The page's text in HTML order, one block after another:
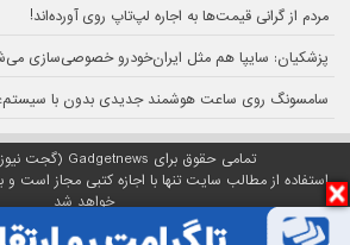
مردم از گرانی قیمت‌ها به اجاره لپ‌تاپ روی آورده‌اند!
پزشکیان: سایپا هم مثل ایران‌خودرو خصوصی‌سازی
سامسونگ روی ساعت هوشمند جدیدی بدون با
تمامی حقوق برای Gadgetnews (گجت نیوز) محفوظ است
استفاده از مطالب سایت تنها با اجازه کتبی مجاز است و
خواهد شد
پلتفرم گجت نیوز روی
سرور اختصاصیمبین